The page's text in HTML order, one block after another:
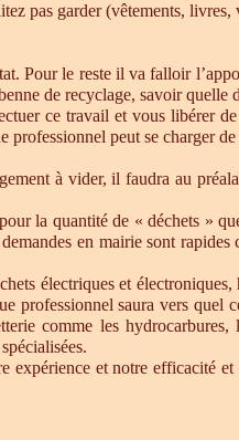
pas garder (vêtements, livres,
Pour le reste il va falloir
de recyclage, savoir quelle
ce travail et vous libérer de
peut se charger de
à vider, il faudra au
la quantité de « déchets »
en mairie sont rapides
électriques et électroniques,
professionnel saura vers quel
comme les hydrocarbures,
expérience et notre efficacité et